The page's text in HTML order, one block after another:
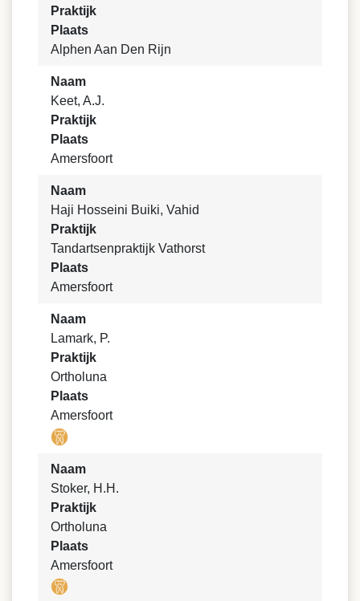
Praktijk
Plaats
Alphen Aan Den Rijn
Naam
Keet, A.J.
Praktijk
Plaats
Amersfoort
Naam
Haji Hosseini Buiki, Vahid
Praktijk
Tandartsenpraktijk Vathorst
Plaats
Amersfoort
Naam
Lamark, P.
Praktijk
Ortholuna
Plaats
Amersfoort
Naam
Stoker, H.H.
Praktijk
Ortholuna
Plaats
Amersfoort